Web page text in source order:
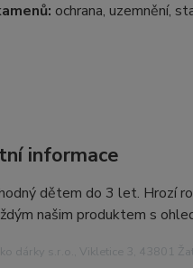
ochrana, uzemnění,
informace
dětem do 3 let. Hrozí
našim produktem s
dárky s.r.o., Vikletice 3, 43801